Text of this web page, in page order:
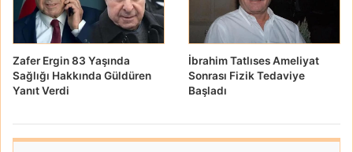
Zafer Ergin 83 Yaşında
Sağlığı Hakkında Güldüren
Yanıt Verdi
İbrahim Tatlıses Ameliyat
Sonrası Fizik Tedaviye
Başladı